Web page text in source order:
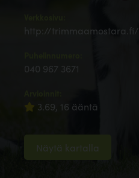
http://trimmaamostara.fi/
040 967 3671
3.69, 16 ääntä
Näytä kartalla